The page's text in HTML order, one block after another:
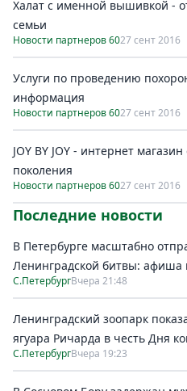
Халат с именной вышивкой -
семьи
Новости партнеров 6027 сент 2016
Услуги по проведению
информация
Новости партнеров 6027 сент 2016
JOY BY JOY - интернет
поколения
Новости партнеров 6027 сент 2016
Последние новости
В Петербурге масштабно
Ленинградской битвы: афиша
С.ПетербургВчера 21:48
Ленинградский зоопарк
ягуара Ричарда в честь Дня
С.ПетербургВчера 19:23